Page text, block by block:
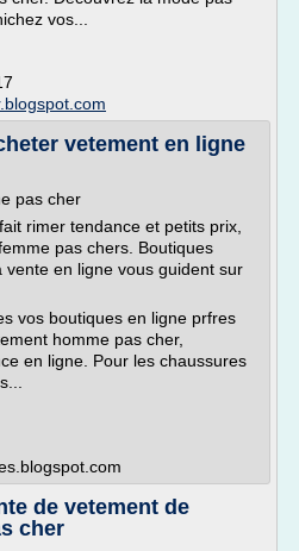
vos...
vetement en ligne
pas cher
rimer tendance et petits prix,
pas chers. Boutiques
vente en ligne vous guident sur
vos boutiques en ligne prfres
homme pas cher,
en ligne. Pour les chaussures
de vetement de
cher